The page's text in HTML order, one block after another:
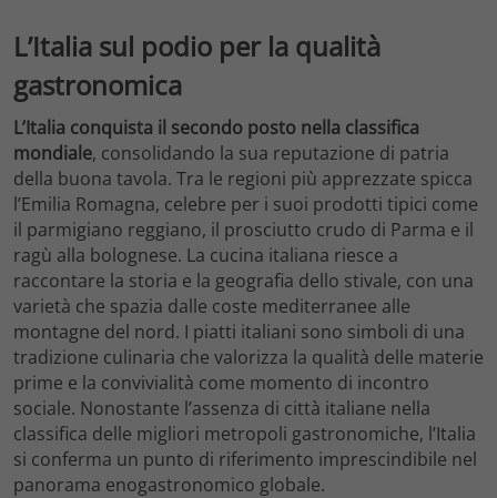
L’Italia sul podio per la qualità
gastronomica
L’Italia conquista il secondo posto nella classifica
mondiale, consolidando la sua reputazione di patria
della buona tavola. Tra le regioni più apprezzate spicca
l’Emilia Romagna, celebre per i suoi prodotti tipici come
il parmigiano reggiano, il prosciutto crudo di Parma e il
ragù alla bolognese. La cucina italiana riesce a
raccontare la storia e la geografia dello stivale, con una
varietà che spazia dalle coste mediterranee alle
montagne del nord. I piatti italiani sono simboli di una
tradizione culinaria che valorizza la qualità delle materie
prime e la convivialità come momento di incontro
sociale. Nonostante l’assenza di città italiane nella
classifica delle migliori metropoli gastronomiche, l’Italia
si conferma un punto di riferimento imprescindibile nel
panorama enogastronomico globale.